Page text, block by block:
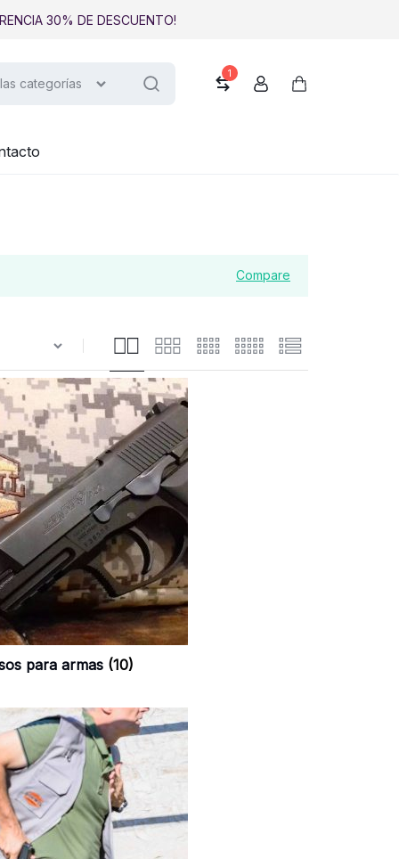
30% DE DESCUENTO!
categorías
1
Compare
para armas (10)